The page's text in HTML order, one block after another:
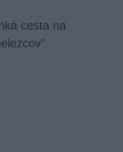
cesta na